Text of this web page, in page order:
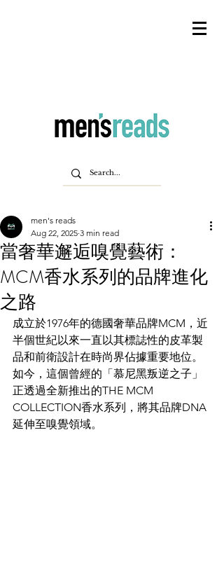
當奢華邂逅嗅覺藝術：
MCM香水系列的品牌進化
之路
men's reads
Aug 22, 2025 3 min read
成立於1976年的德國奢華品牌MCM，近
半個世紀以來一直以其標誌性的皮革製
品和前衛設計在時尚界佔據重要地位。
如今，這個曾經的「慕尼黑叛逆之子」
正透過全新推出的THE MCM
COLLECTION香水系列，將其品牌DNA
延伸至嗅覺領域。